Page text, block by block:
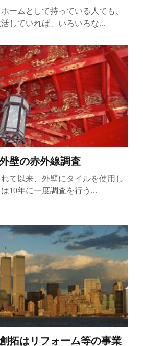
ームとして持っている人でも、
していれば、いろいろな...
壁の赤外線調査
て以来、外壁にタイルを使用し
10年に一度調査を行う...
拓はリフォーム等の事業